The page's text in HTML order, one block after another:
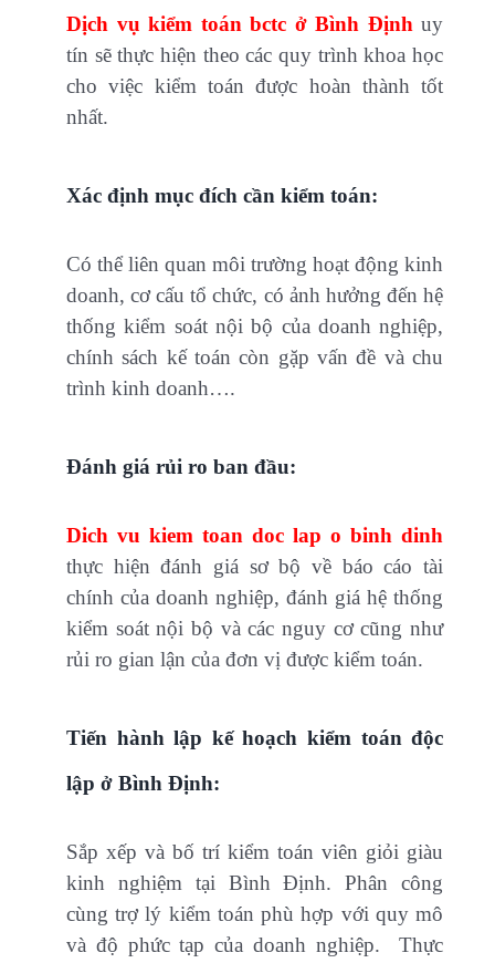
Dịch vụ kiểm toán bctc ở Bình Định uy
tín sẽ thực hiện theo các quy trình khoa học
cho việc kiểm toán được hoàn thành tốt
nhất.
Xác định mục đích cần kiểm toán:
Có thể liên quan môi trường hoạt động kinh
doanh, cơ cấu tổ chức, có ảnh hưởng đến hệ
thống kiểm soát nội bộ của doanh nghiệp,
chính sách kế toán còn gặp vấn đề và chu
trình kinh doanh….
Đánh giá rủi ro ban đầu:
Dich vu kiem toan doc lap o binh dinh
thực hiện đánh giá sơ bộ về báo cáo tài
chính của doanh nghiệp, đánh giá hệ thống
kiểm soát nội bộ và các nguy cơ cũng như
rủi ro gian lận của đơn vị được kiểm toán.
Tiến hành lập kế hoạch kiểm toán độc
lập ở Bình Định:
Sắp xếp và bố trí kiểm toán viên giỏi giàu
kinh nghiệm tại Bình Định. Phân công
cùng trợ lý kiểm toán phù hợp với quy mô
và độ phức tạp của doanh nghiệp. Thực